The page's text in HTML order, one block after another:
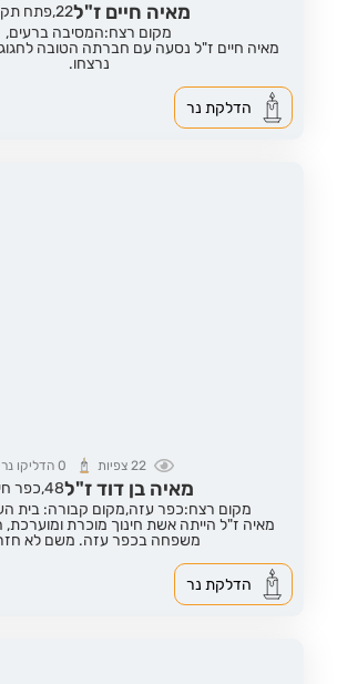
מאיה חיים ז"ל22,פתח
מקום רצח:המסיבה ברעים,
מאיה חיים ז"ל נסעה עם חברתה הטובה
נרצחו.
הדלקת נר
22 צפיות 0הדליקו נר
מאיה בן דוד ז"ל48, כפר
מקום רצח:כפר עזה,מקום קבורה: בית
מאיה ז"ל הייתה אשת חינוך מוכרת
משפחה בכפר עזה. משם לא
הדלקת נר